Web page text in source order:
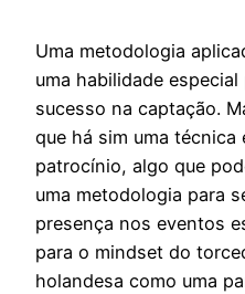
Uma metodologia
uma habilidade
sucesso na captação.
que há sim uma técnica
patrocínio, algo que
uma metodologia para
presença nos eventos
para o mindset do
holandesa como uma